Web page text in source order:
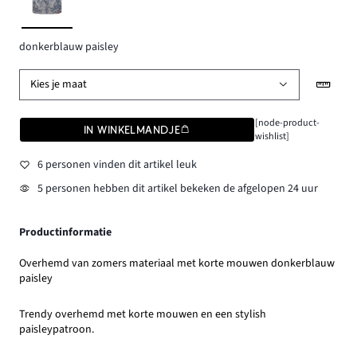
donkerblauw paisley
Kies je maat
IN WINKELMANDJE
[node-product-
wishlist]
6 personen vinden dit artikel leuk
5 personen hebben dit artikel bekeken de afgelopen 24 uur
Productinformatie
Overhemd van zomers materiaal met korte mouwen donkerblauw
paisley
Trendy overhemd met korte mouwen en een stylish
paisleypatroon.